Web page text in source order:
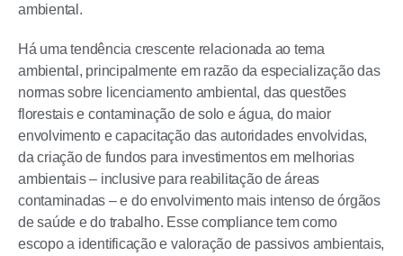
ambiental.
Há uma tendência crescente relacionada ao tema
ambiental, principalmente em razão da especialização das
normas sobre licenciamento ambiental, das questões
florestais e contaminação de solo e água, do maior
envolvimento e capacitação das autoridades envolvidas,
da criação de fundos para investimentos em melhorias
ambientais – inclusive para reabilitação de áreas
contaminadas – e do envolvimento mais intenso de órgãos
de saúde e do trabalho. Esse compliance tem como
escopo a identificação e valoração de passivos ambientais,